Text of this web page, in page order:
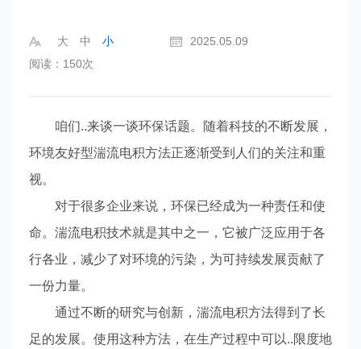
大 中 小
2025.05.09
阅读：150次
咱们..来谈一谈环保话题。随着科技的不断发展，
环境友好型湍流电积方法正逐渐受到人们的关注和重
视。
对于很多企业来说，环保已经成为一种责任和使
命。湍流电积技术就是其中之一，它被广泛应用于各
行各业，减少了对环境的污染，为可持续发展贡献了
一份力量。
通过不断的研究与创新，湍流电积方法得到了长
足的发展。使用这种方法，在生产过程中可以..限度地